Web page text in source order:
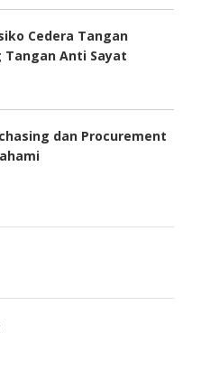
Cedera Tangan
Tangan Anti Sayat
dan Procurement